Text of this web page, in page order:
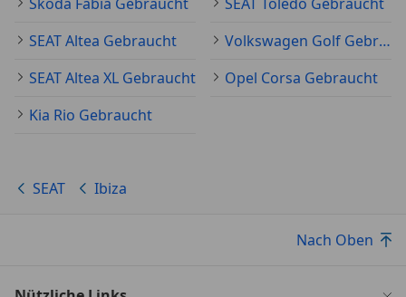
SEAT Altea Gebraucht
Volkswagen Golf Gebraucht
SEAT Altea XL Gebraucht
Opel Corsa Gebraucht
Kia Rio Gebraucht
SEAT Ibiza
Nach Oben